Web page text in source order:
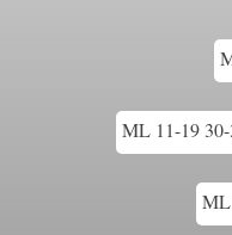
ML 11-19
ML